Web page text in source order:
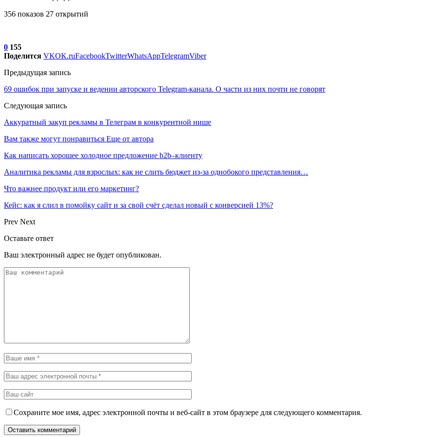
356 показов 27 открытий
0 155
Поделится VKOK.ruFacebookTwitterWhatsAppTelegramViber
Предыдущая запись
69 ошибок при запуске и ведении авторского Telegram-канала. О части из них почти не говорят
Следующая запись
Аккуратный закуп рекламы в Телеграм в конкурентной нише
Вам также могут понравиться Еще от автора
Как написать хорошее холодное предложение b2b–клиенту
Аналитика рекламы для взрослых: как не слить бюджет из-за однобокого представления…
Что важнее продукт или его маркетинг?
Кейс: как я слил в помойку сайт и за свой счёт сделал новый с конверсией 13%?
Prev Next
Оставьте ответ
Ваш электронный адрес не будет опубликован.
Сохраните мое имя, адрес электронной почты и веб-сайт в этом браузере для следующего комментария.